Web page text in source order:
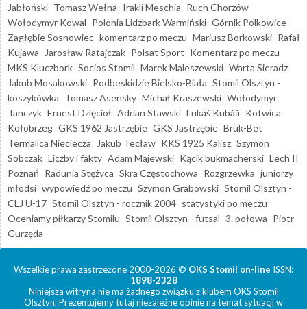
Jabłoński Tomasz Wełna Irakli Meschia Ruch Chorzów
Wołodymyr Kowal Polonia Lidzbark Warmiński Górnik Polkowice
Zagłębie Sosnowiec komentarz po meczu Mariusz Borkowski Rafał
Kujawa
Jarosław Ratajczak Polsat Sport Komentarz po meczu
MKS Kluczbork Socios Stomil Marek Maleszewski Warta Sieradz
Jakub Mosakowski Podbeskidzie Bielsko-Biała Stomil Olsztyn -
koszykówka Tomasz Asensky Michał Kraszewski Wołodymyr
Tanczyk Ernest Dzięcioł Adrian Stawski Lukáš Kubáň Kotwica
Kołobrzeg GKS 1962 Jastrzębie GKS Jastrzębie Bruk-Bet
Termalica Nieciecza
Jakub Tecław KKS 1925 Kalisz Szymon
Sobczak Liczby i fakty Adam Majewski Kącik bukmacherski Lech II
Poznań Radunia Stężyca Skra Częstochowa Rozgrzewka juniorzy
młodsi wypowiedź po meczu Szymon Grabowski Stomil Olsztyn -
CLJ U-17 Stomil Olsztyn - rocznik 2004 statystyki po meczu
Oceniamy piłkarzy Stomilu Stomil Olsztyn - futsal 3. połowa Piotr
Gurzęda
Wszelkie prawa zastrzeżone 2000-2026 © OKS Stomil on-line ISSN:
1898-2328
Niniejsza witryna nie ma żadnego związku z klubem OKS Stomil
Olsztyn. Prezentujemy tutaj niezależne opinie na temat sytuacji w